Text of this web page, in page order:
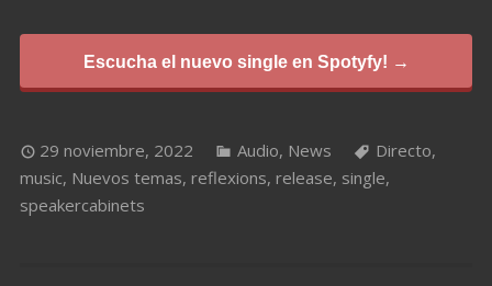
Escucha el nuevo single en Spotyfy! →
29 noviembre, 2022 Audio, News Directo,
music, Nuevos temas, reflexions, release, single,
speakercabinets